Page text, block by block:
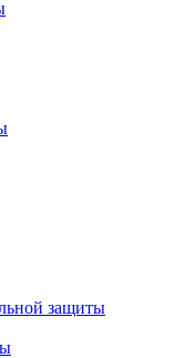
защиты